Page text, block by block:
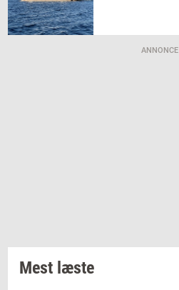
ANNONCE
Mest læste